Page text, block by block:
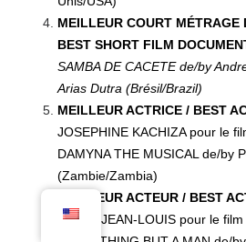
MEILLEUR COURT MÉTRAGE
BEST SHORT FILM
SAMBA DE CACETE de/by
Arias Dutra (Brésil/Brazil)
MEILLEUR ACTRICE / BEST
JOSEPHINE KACHIZA pour le
DAMYNA THE MUSICAL de/by
(Zambie/Zambia)
MEILLEUR ACTEUR / BEST
JIMMY JEAN-LOUIS pour le